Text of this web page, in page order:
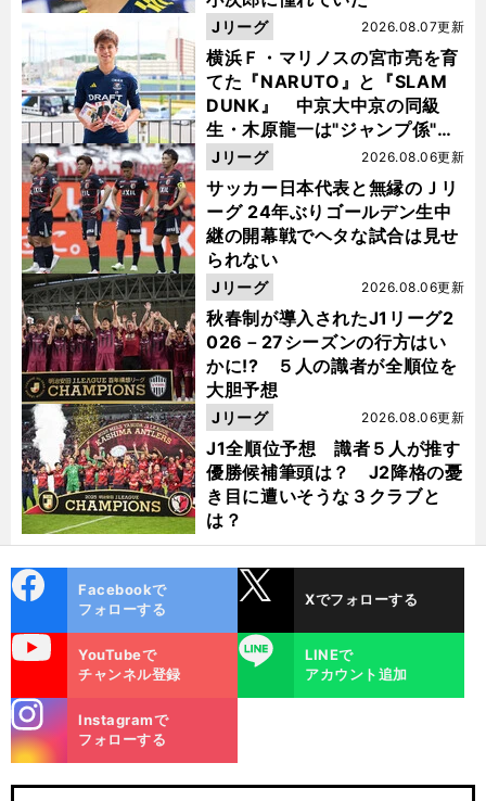
横浜Ｆ・マリノスの宮市亮を育
てた『NARUTO』と『SLAM
DUNK』 中京大中京の同級
生・木原龍一は"ジャンプ係"だ
った
2026.08.07更新
Jリーグ
サッカー日本代表と無縁のＪリ
ーグ 24年ぶりゴールデン生中
継の開幕戦でヘタな試合は見せ
られない
2026.08.06更新
Jリーグ
秋春制が導入されたJ1リーグ2
026－27シーズンの行方はい
かに!? ５人の識者が全順位を
大胆予想
2026.08.06更新
Jリーグ
J1全順位予想 識者５人が推す
優勝候補筆頭は？ J2降格の憂
き目に遭いそうな３クラブと
は？
2026.08.06更新
Jリーグ
ok
Facebookで
フォローする
Xでフォローする
YouTubeで
チャンネル登録
LINE
LINEで
アカウント追加
m
Instagramで
フォローする